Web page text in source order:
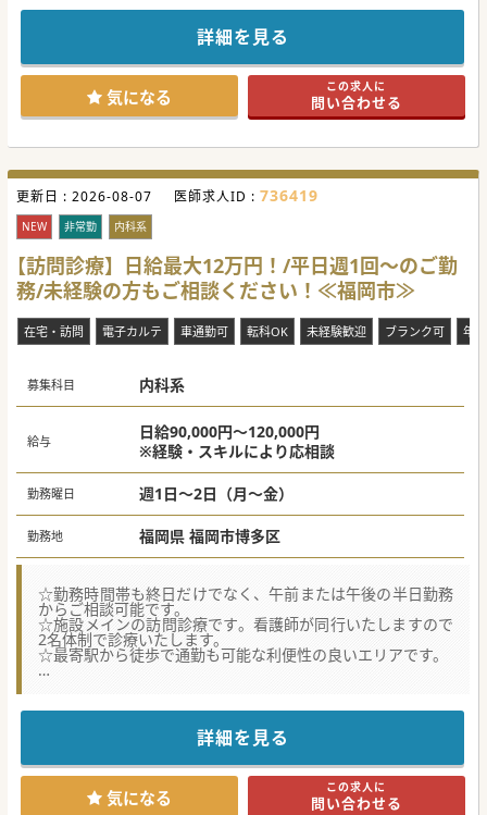
詳細を見る
気になる この求人に
問い合わせる
更新日 : 2026-08-07 医師求人ID : 736419
NEW 非常勤 内科系
【訪問診療】日給最大12万円！/平日週1回～のご勤
務/未経験の方もご相談ください！≪福岡市≫
在宅・訪問 電子カルテ 車通勤可 転科OK 未経験歓迎 ブランク可 年
募集科目 内科系
給与
日給90,000円～120,000円
※経験・スキルにより応相談
勤務曜日 週1日～2日（月～金）
勤務地 福岡県 福岡市博多区
☆勤務時間帯も終日だけでなく、午前または午後の半日勤務
からご相談可能です。
☆施設メインの訪問診療です。看護師が同行いたしますので
2名体制で診療いたします。
☆最寄駅から徒歩で通勤も可能な利便性の良いエリアです。
問診療クリニックです。
各科ご専門の先生がいらっしゃるため相談のしやすい環境で
訪問診療未経験の先生も歓迎しておりますので、是非お気軽
にお問合せ下さい。
詳細を見る
気になる この求人に
問い合わせる